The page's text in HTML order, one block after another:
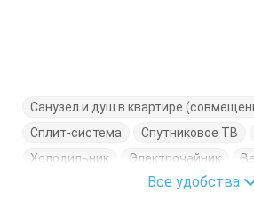
Санузел и душ в квартире
Сплит-система
Спутниковое ТВ
Холодильник
Электрочайник
Журнальный
Все удобства